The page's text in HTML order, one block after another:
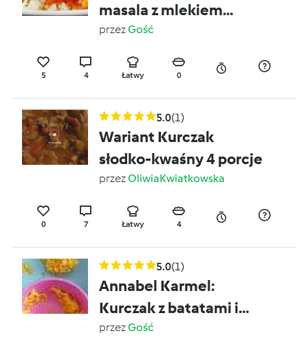
masala z mlekiem
kokosowym
przezGość
5 4 Łatwy 0
5.0(1)
Wariant Kurczak
słodko-kwaśny 4 porcje
przezOliwiaKwiatkowska
0 7 Łatwy 4
5.0(1)
Annabel Karmel:
Kurczak z batatami i
jablkiem. (Dla dzieci)
przezGość